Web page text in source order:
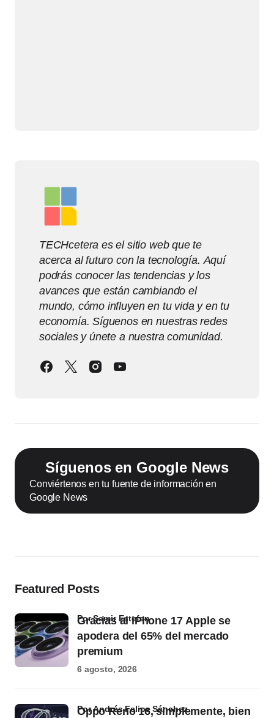
TECHcetera es el sitio web que te
acerca al futuro con la tecnología. Aquí
podrás conocer las tendencias y los
avances que están cambiando el
mundo, cómo influyen en tu vida y en tu
economía. Síguenos en nuestras redes
sociales y únete a nuestra comunidad.
Síguenos en Google News
Conviértenos en tu fuente de información en
Google News
Featured Posts
Gracias al iPhone 17 Apple se
apodera del 65% del mercado
premium
por Samir Estefan
6 agosto, 2026
Oppo Reno 16, simplemente, bien
por Andrés Felipe Sánchez